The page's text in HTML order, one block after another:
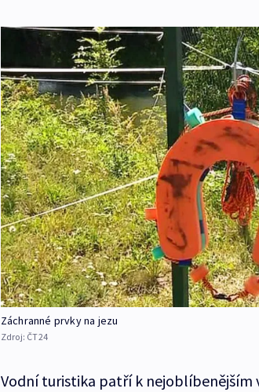
Záchranné prvky na jezu
Zdroj: ČT24
Vodní turistika patří k nejoblíbenějším